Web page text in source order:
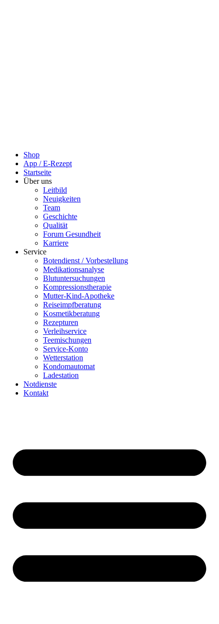
Shop
App / E-Rezept
Startseite
Über uns
Leitbild
Neuigkeiten
Team
Geschichte
Qualität
Forum Gesundheit
Karriere
Service
Botendienst / Vorbestellung
Medikationsanalyse
Blutuntersuchungen
Kompressionstherapie
Mutter-Kind-Apotheke
Reiseimpfberatung
Kosmetikberatung
Rezepturen
Verleihservice
Teemischungen
Service-Konto
Wetterstation
Kondomautomat
Ladestation
Notdienste
Kontakt